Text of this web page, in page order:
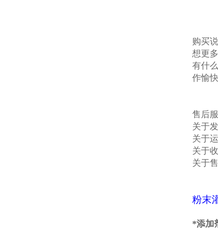
购买
想更
有什
作愉
售后
关于
关于
关于
关于
粉末
*添加